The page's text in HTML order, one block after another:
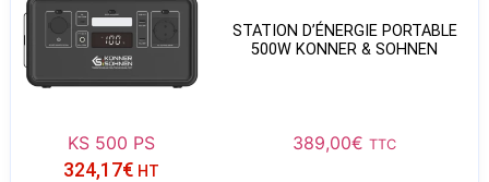
STATION D’ÉNERGIE PORTABLE
500W KONNER & SOHNEN
KS 500 PS 389,00€ TTC
324,17€ HT